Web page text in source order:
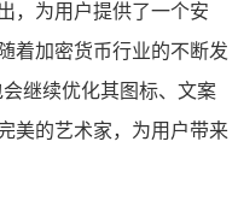
，为用户提供了一个安
着加密货币行业的不断发
继续优化其图标、文案
美的艺术家，为用户带来